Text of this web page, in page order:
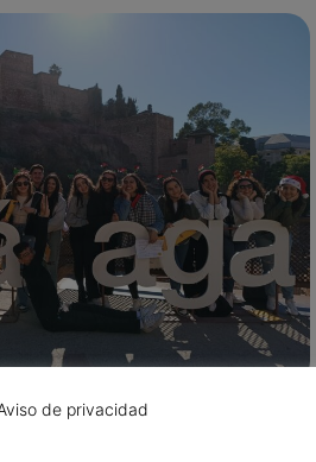
de forma continua en el
el seguimiento
de privacidad